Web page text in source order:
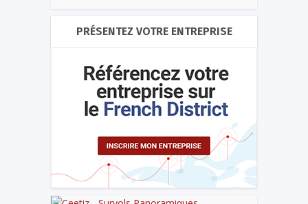
PRÉSENTEZ VOTRE ENTREPRISE